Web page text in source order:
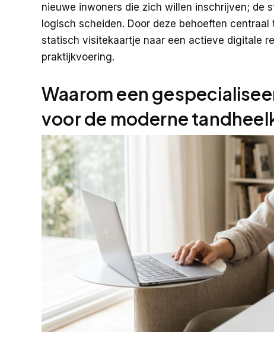
nieuwe inwoners die zich willen inschrijven; de
logisch scheiden. Door deze behoeften
statisch visitekaartje naar een actieve digitale
praktijkvoering.
Waarom een
voor de moderne